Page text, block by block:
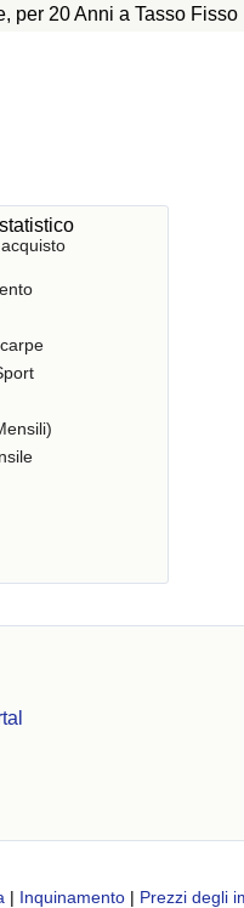
per 20 Anni a Tasso Fisso
| Inquinamento | Prezzi degli